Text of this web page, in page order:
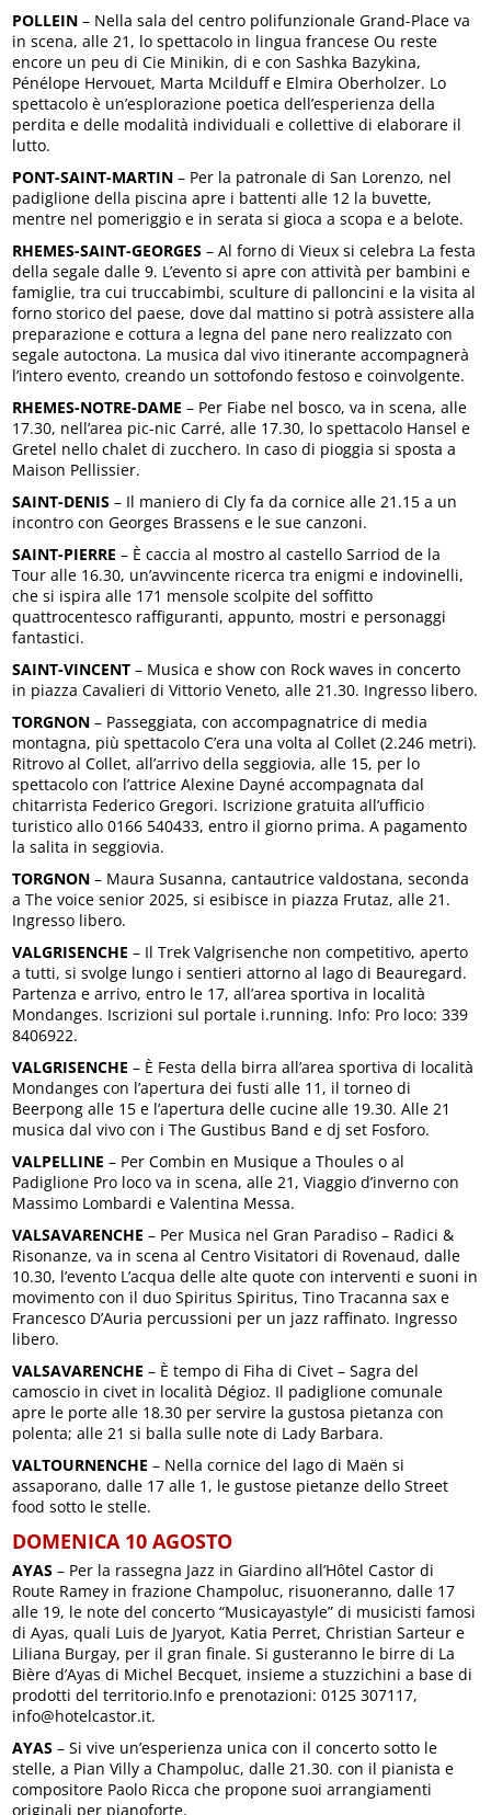
POLLEIN – Nella sala del centro polifunzionale Grand-Place va
in scena, alle 21, lo spettacolo in lingua francese Ou reste
encore un peu di Cie Minikin, di e con Sashka Bazykina,
Pénélope Hervouet, Marta Mcilduff e Elmira Oberholzer. Lo
spettacolo è un’esplorazione poetica dell’esperienza della
perdita e delle modalità individuali e collettive di elaborare il
lutto.
PONT-SAINT-MARTIN – Per la patronale di San Lorenzo, nel
padiglione della piscina apre i battenti alle 12 la buvette,
mentre nel pomeriggio e in serata si gioca a scopa e a belote.
RHEMES-SAINT-GEORGES – Al forno di Vieux si celebra La festa
della segale dalle 9. L’evento si apre con attività per bambini e
famiglie, tra cui truccabimbi, sculture di palloncini e la visita al
forno storico del paese, dove dal mattino si potrà assistere alla
preparazione e cottura a legna del pane nero realizzato con
segale autoctona. La musica dal vivo itinerante accompagnerà
l’intero evento, creando un sottofondo festoso e coinvolgente.
RHEMES-NOTRE-DAME – Per Fiabe nel bosco, va in scena, alle
17.30, nell’area pic-nic Carré, alle 17.30, lo spettacolo Hansel e
Gretel nello chalet di zucchero. In caso di pioggia si sposta a
Maison Pellissier.
SAINT-DENIS – Il maniero di Cly fa da cornice alle 21.15 a un
incontro con Georges Brassens e le sue canzoni.
SAINT-PIERRE – È caccia al mostro al castello Sarriod de la
Tour alle 16.30, un’avvincente ricerca tra enigmi e indovinelli,
che si ispira alle 171 mensole scolpite del soffitto
quattrocentesco raffiguranti, appunto, mostri e personaggi
fantastici.
SAINT-VINCENT – Musica e show con Rock waves in concerto
in piazza Cavalieri di Vittorio Veneto, alle 21.30. Ingresso libero.
TORGNON – Passeggiata, con accompagnatrice di media
montagna, più spettacolo C’era una volta al Collet (2.246 metri).
Ritrovo al Collet, all’arrivo della seggiovia, alle 15, per lo
spettacolo con l’attrice Alexine Dayné accompagnata dal
chitarrista Federico Gregori. Iscrizione gratuita all’ufficio
turistico allo 0166 540433, entro il giorno prima. A pagamento
la salita in seggiovia.
TORGNON – Maura Susanna, cantautrice valdostana, seconda
a The voice senior 2025, si esibisce in piazza Frutaz, alle 21.
Ingresso libero.
VALGRISENCHE – Il Trek Valgrisenche non competitivo, aperto
a tutti, si svolge lungo i sentieri attorno al lago di Beauregard.
Partenza e arrivo, entro le 17, all’area sportiva in località
Mondanges. Iscrizioni sul portale i.running. Info: Pro loco: 339
8406922.
VALGRISENCHE – È Festa della birra all’area sportiva di località
Mondanges con l’apertura dei fusti alle 11, il torneo di
Beerpong alle 15 e l’apertura delle cucine alle 19.30. Alle 21
musica dal vivo con i The Gustibus Band e dj set Fosforo.
VALPELLINE – Per Combin en Musique a Thoules o al
Padiglione Pro loco va in scena, alle 21, Viaggio d’inverno con
Massimo Lombardi e Valentina Messa.
VALSAVARENCHE – Per Musica nel Gran Paradiso – Radici &
Risonanze, va in scena al Centro Visitatori di Rovenaud, dalle
10.30, l’evento L’acqua delle alte quote con interventi e suoni in
movimento con il duo Spiritus Spiritus, Tino Tracanna sax e
Francesco D’Auria percussioni per un jazz raffinato. Ingresso
libero.
VALSAVARENCHE – È tempo di Fiha di Civet – Sagra del
camoscio in civet in località Dégioz. Il padiglione comunale
apre le porte alle 18.30 per servire la gustosa pietanza con
polenta; alle 21 si balla sulle note di Lady Barbara.
VALTOURNENCHE – Nella cornice del lago di Maën si
assaporano, dalle 17 alle 1, le gustose pietanze dello Street
food sotto le stelle.
DOMENICA 10 AGOSTO
AYAS – Per la rassegna Jazz in Giardino all’Hôtel Castor di
Route Ramey in frazione Champoluc, risuoneranno, dalle 17
alle 19, le note del concerto “Musicayastyle” di musicisti famosi
di Ayas, quali Luis de Jyaryot, Katia Perret, Christian Sarteur e
Liliana Burgay, per il gran finale. Si gusteranno le birre di La
Bière d’Ayas di Michel Becquet, insieme a stuzzichini a base di
prodotti del territorio.Info e prenotazioni: 0125 307117,
info@hotelcastor.it.
AYAS – Si vive un’esperienza unica con il concerto sotto le
stelle, a Pian Villy a Champoluc, dalle 21.30. con il pianista e
compositore Paolo Ricca che propone suoi arrangiamenti
originali per pianoforte.